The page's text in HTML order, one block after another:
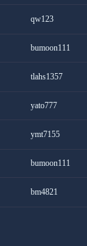
qw123
bumoon111
tlahs1357
yato777
ymt7155
bumoon111
bm4821